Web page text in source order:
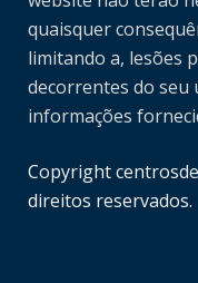
quaisquer
limitando a, lesões
decorrentes do seu
informações
Copyright
direitos reservados.